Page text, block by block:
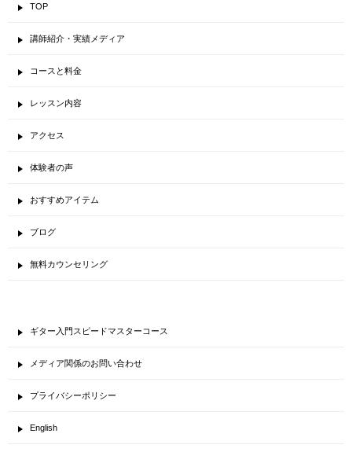
TOP
講師紹介・実績メディア
コースと料金
レッスン内容
アクセス
体験者の声
おすすめアイテム
ブログ
無料カウンセリング
ギター入門スピードマスターコース
メディア関係のお問い合わせ
プライバシーポリシー
English